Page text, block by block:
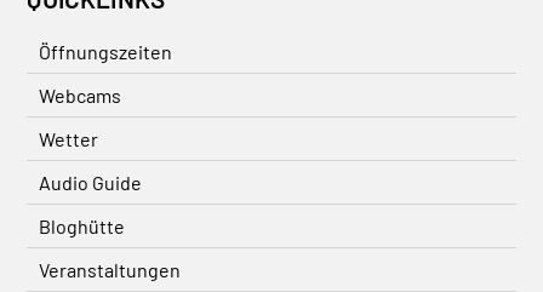
Öffnungszeiten
Webcams
Wetter
Audio Guide
Bloghütte
Veranstaltungen